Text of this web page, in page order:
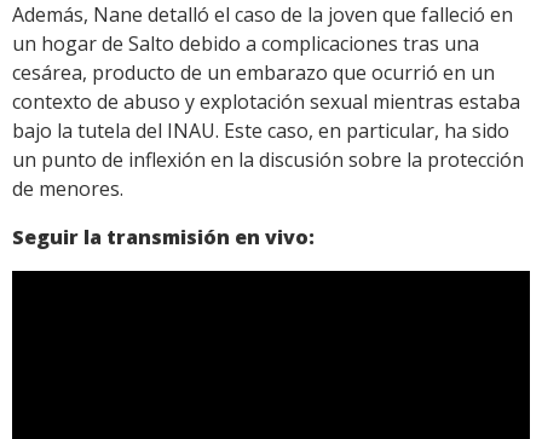
Además, Nane detalló el caso de la joven que falleció en
un hogar de Salto debido a complicaciones tras una
cesárea, producto de un embarazo que ocurrió en un
contexto de abuso y explotación sexual mientras estaba
bajo la tutela del INAU. Este caso, en particular, ha sido
un punto de inflexión en la discusión sobre la protección
de menores.
Seguir la transmisión en vivo: